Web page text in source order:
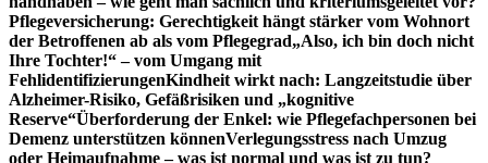
Pflegeversicherung: Gerechtigkeit hängt stärker vom Wohnort
der Betroffenen ab als vom Pflegegrad„Also, ich bin doch nicht
Ihre Tochter!“ – vom Umgang mit
FehlidentifizierungenKindheit wirkt nach: Langzeitstudie über
Alzheimer-Risiko, Gefäßrisiken und „kognitive
Reserve“Überforderung der Enkel: wie Pflegefachpersonen bei
Demenz unterstützen könnenVerlegungsstress nach Umzug
oder Heimaufnahme – was ist normal und was ist zu tun?